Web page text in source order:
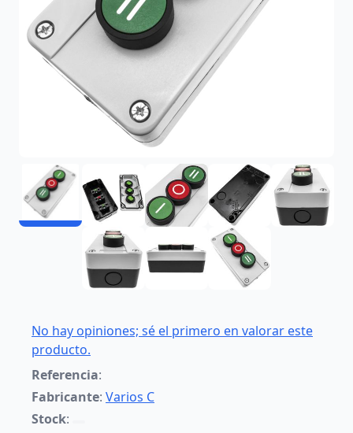
No hay opiniones; sé el primero en valorar este
producto.
Referencia:
Fabricante: Varios C
Stock: